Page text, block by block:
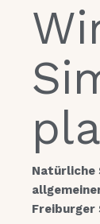
Natürliche